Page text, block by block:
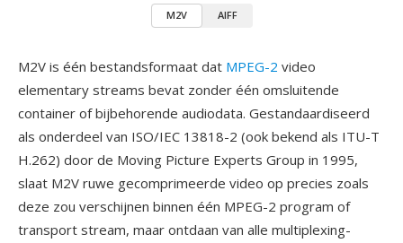
M2V AIFF
M2V is één bestandsformaat dat MPEG-2 video
elementary streams bevat zonder één omsluitende
container of bijbehorende audiodata. Gestandaardiseerd
als onderdeel van ISO/IEC 13818-2 (ook bekend als ITU-T
H.262) door de Moving Picture Experts Group in 1995,
slaat M2V ruwe gecomprimeerde video op precies zoals
deze zou verschijnen binnen één MPEG-2 program of
transport stream, maar ontdaan van alle multiplexing-